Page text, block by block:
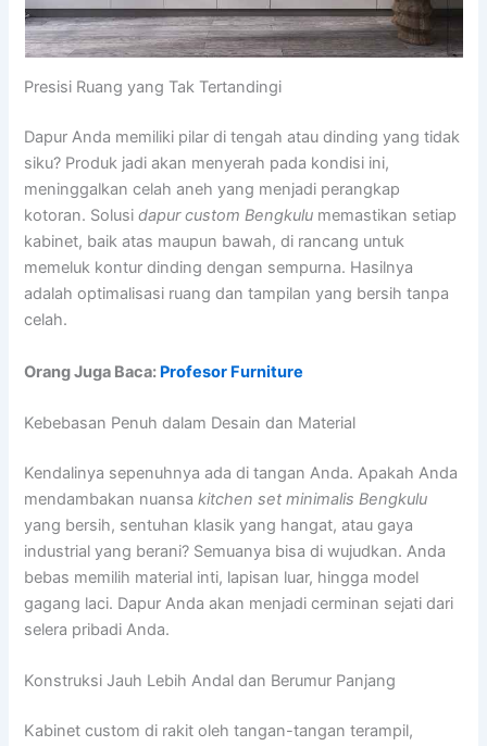
Presisi Ruang yang Tak Tertandingi
Dapur Anda memiliki pilar di tengah atau dinding yang tidak
siku? Produk jadi akan menyerah pada kondisi ini,
meninggalkan celah aneh yang menjadi perangkap
kotoran. Solusidapur custom Bengkulu memastikan setiap
kabinet, baik atas maupun bawah, di rancang untuk
memeluk kontur dinding dengan sempurna. Hasilnya
adalah optimalisasi ruang dan tampilan yang bersih tanpa
celah.
Orang Juga Baca: Profesor Furniture
Kebebasan Penuh dalam Desain dan Material
Kendalinya sepenuhnya ada di tangan Anda. Apakah Anda
mendambakan nuansakitchen set minimalis Bengkulu
yang bersih, sentuhan klasik yang hangat, atau gaya
industrial yang berani? Semuanya bisa di wujudkan. Anda
bebas memilih material inti, lapisan luar, hingga model
gagang laci. Dapur Anda akan menjadi cerminan sejati dari
selera pribadi Anda.
Konstruksi Jauh Lebih Andal dan Berumur Panjang
Kabinet custom di rakit oleh tangan-tangan terampil,